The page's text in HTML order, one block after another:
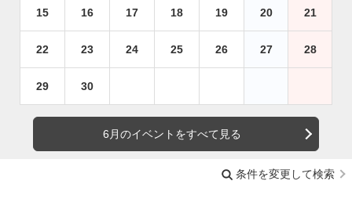
15 16 17 18 19 20 21
22 23 24 25 26 27 28
29 30
6月のイベントをすべて見る
条件を変更して検索